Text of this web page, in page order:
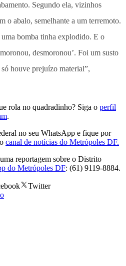
Segundo ela, vizinhos
o abalo, semelhante a um terremoto.
bomba tinha explodido. E o
desmoronou’. Foi um susto
houve prejuízo material”,
rola no quadradinho? Siga o perfil
.
no seu WhatsApp e fique por
canal de notícias do Metrópoles DF.
reportagem sobre o Distrito
do Metrópoles DF: (61) 9119-8884.
Twitter